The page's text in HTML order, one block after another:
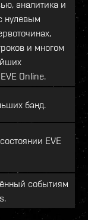
аналитика и
нулевым
и многом
Online.
банд.
EVE
событиям